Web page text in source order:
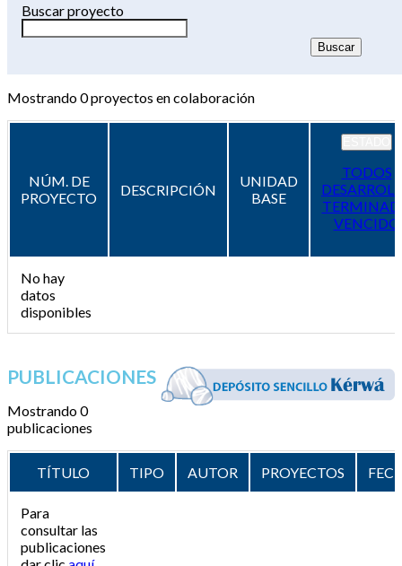
Buscar proyecto
Mostrando0proyectos en colaboración
NÚM. DE
PROYECTO
DESCRIPCIÓN
UNIDAD
BASE
TODOS
VENCIDO
No hay
datos
disponibles
PUBLICACIONES
Mostrando 0
publicaciones
TÍTULO TIPO AUTOR PROYECTOS
Para
consultar las
publicaciones